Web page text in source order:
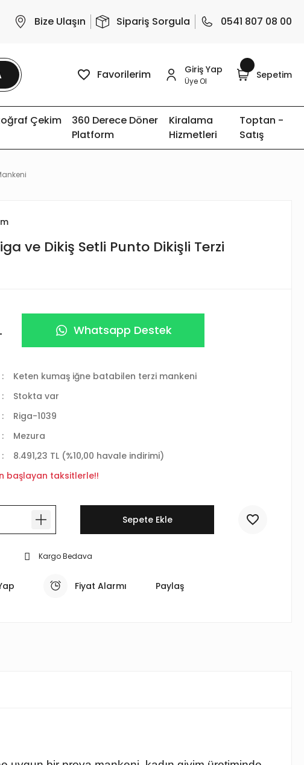
Bize Ulaşın Sipariş Sorgula 0541 807 08 00
Favorilerim Giriş Yap
Üye Ol
Sepetim
Çekim
360 Derece Döner
Platform
Kiralama
Hizmetleri
Toptan -
Satış
ve Dikiş Setli Punto Dikişli Terzi
Whatsapp Destek
Keten kumaş iğne batabilen terzi mankeni
Stokta var
Riga-1039
Mezura
8.491,23 TL (%10,00 havale indirimi)
başlayan taksitlerle!!
Sepete Ekle
Kargo Bedava
Fiyat Alarmı Paylaş